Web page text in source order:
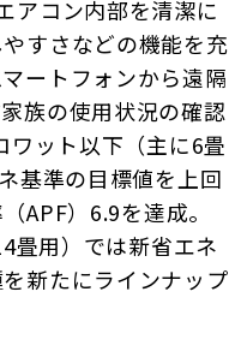
アコン内部を清潔に
すさなどの機能を充
ートフォンから遠隔
族の使用状況の確認
ワット以下（主に6畳
基準の目標値を上回
APF）6.9を達成。
畳用）では新省エネ
新たにラインナップ